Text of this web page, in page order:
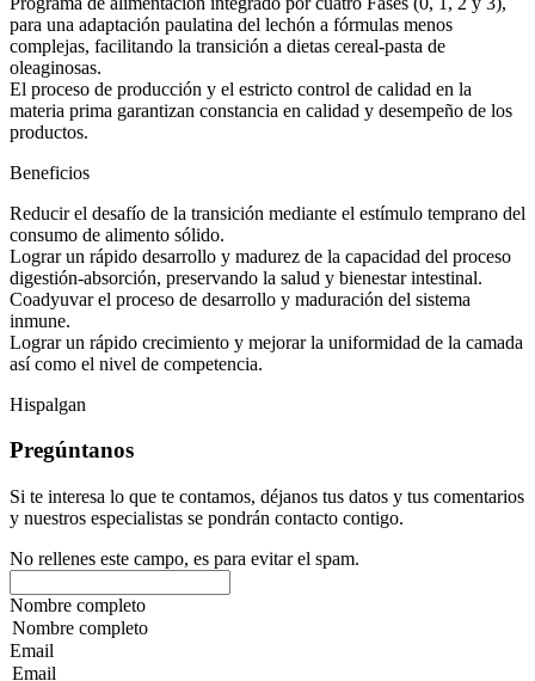
para una adaptación paulatina del lechón a fórmulas menos
complejas, facilitando la transición a dietas cereal-pasta de
oleaginosas.
El proceso de producción y el estricto control de calidad en la
materia prima garantizan constancia en calidad y desempeño de los
productos.
Beneficios
Reducir el desafío de la transición mediante el estímulo temprano del
consumo de alimento sólido.
Lograr un rápido desarrollo y madurez de la capacidad del proceso
digestión-absorción, preservando la salud y bienestar intestinal.
Coadyuvar el proceso de desarrollo y maduración del sistema
inmune.
Lograr un rápido crecimiento y mejorar la uniformidad de la camada
así como el nivel de competencia.
Hispalgan
Pregúntanos
Si te interesa lo que te contamos, déjanos tus datos y tus comentarios
y nuestros especialistas se pondrán contacto contigo.
No rellenes este campo, es para evitar el spam.
Nombre completo
Email